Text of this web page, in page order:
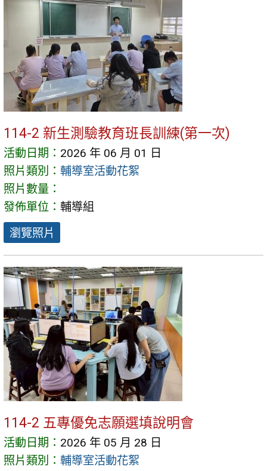
114-2 新生測驗教育班長訓練(第一次)
活動日期： 2026 年 06 月 01 日
照片類別： 輔導室活動花絮
照片數量：
發佈單位： 輔導組
瀏覽照片
114-2 五專優免志願選填說明會
活動日期： 2026 年 05 月 28 日
照片類別： 輔導室活動花絮